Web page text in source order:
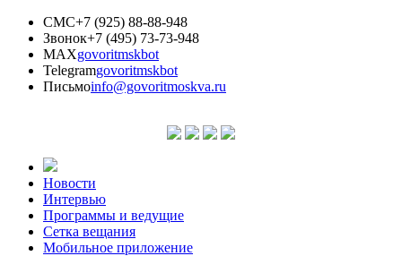
СМС+7 (925) 88-88-948
Звонок+7 (495) 73-73-948
MAXgovoritmskbot
Telegramgovoritmskbot
Письмоinfo@govoritmoskva.ru
Новости
Интервью
Программы и ведущие
Сетка вещания
Мобильное приложение